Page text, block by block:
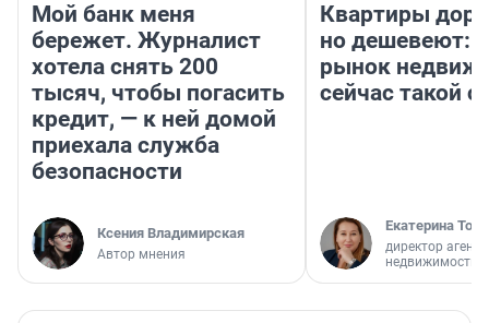
Мой банк меня
бережет. Журналист
хотела снять 200
тысяч, чтобы погасить
кредит, — к ней домой
приехала служба
безопасности
Ксения Владимирская
Автор мнения
Квартиры
но дешевеют:
рынок
сейчас такой
Екатерина
директор
недвижимости